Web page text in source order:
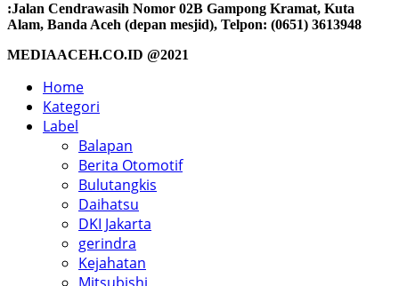
:Jalan Cendrawasih Nomor 02B Gampong Kramat, Kuta
Alam, Banda Aceh (depan mesjid), Telpon: (0651) 3613948
MEDIAACEH.CO.ID @2021
Home
Kategori
Label
Balapan
Berita Otomotif
Bulutangkis
Daihatsu
DKI Jakarta
gerindra
Kejahatan